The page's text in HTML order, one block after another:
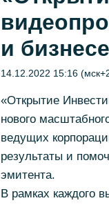
и
14.12.2022 15:16
«Открытие
нового
ведущих
результаты и
эмитента.
В рамках каждого